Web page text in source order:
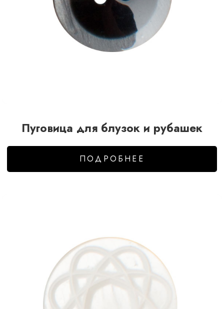
Пуговица для блузок и рубашек
ПОДРОБНЕЕ